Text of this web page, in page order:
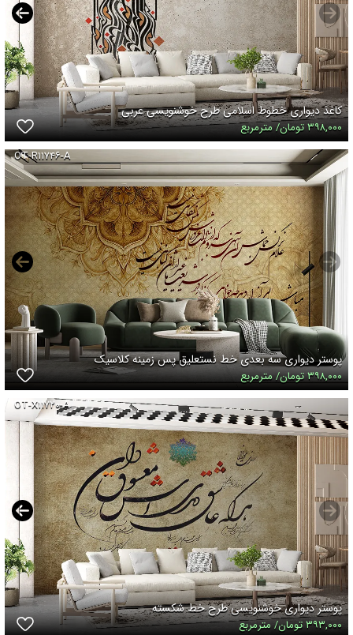
کاغذ دیواری خطوط اسلامی طرح خوشنویسی عربی
۳۹۸,۰۰۰ تومان/ مترمربع
OT-R۱۱۷۴۶-A
پوستر دیواری سه بعدی خط نستعلیق پس زمینه کلاسیک
۳۹۸,۰۰۰ تومان/ مترمربع
OT-X۱۱۷۲۰-A
پوستر دیواری خوشنویسی طرح خط شکسته
۳۹۳,۰۰۰ تومان/ مترمربع